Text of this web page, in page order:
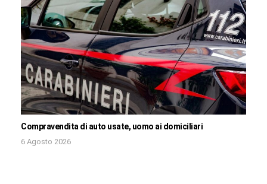
Compravendita di auto usate, uomo ai domiciliari
6 Agosto 2026